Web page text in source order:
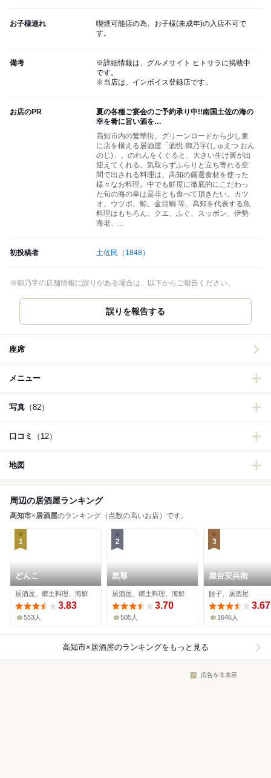
お子様連れ
喫煙可能店の為、お子様(未成年)の入店不可で
す。
備考
※詳細情報は、グルメサイト ヒトサラに掲載中
です。
※当店は、インボイス登録店です。
お店のPR
夏の各種ご宴会のご予約承り中!!南国土佐の海の
幸を肴に旨い酒を…
高知市内の繁華街。グリーンロードから少し東
に店を構える居酒屋「酒悦 御乃字(しゅえつ おん
のじ)」。のれんをくぐると、大きい生け簀が出
迎えてくれる。気取らずふらりと立ち寄れる空
間で出される料理は、高知の厳選食材を使った
様々なお料理。中でも鮮度に徹底的にこだわっ
た旬の海の幸は是非とも食べて頂きたい。カツ
オ、ウツボ、鯨、金目鯛 等、高知を代表する魚
料理はもちろん、クエ、ふぐ、スッポン、伊勢
海老、...
初投稿者 土佐民 （1848）
※御乃字の店舗情報に誤りがある場合は、以下からご報告ください。
誤りを報告する
座席
メニュー
写真 （82）
口コミ （12）
地図
周辺の居酒屋ランキング
高知市×居酒屋のランキング（点数の高いお店）です。
1
どんこ
居酒屋、郷土料理、海鮮
3.83
553人
2
黒尊
居酒屋、郷土料理、海鮮
3.70
505人
3
屋台安兵衛
餃子、居酒屋
3.67
1646人
高知市×居酒屋のランキングをもっと見る
広告を非表示